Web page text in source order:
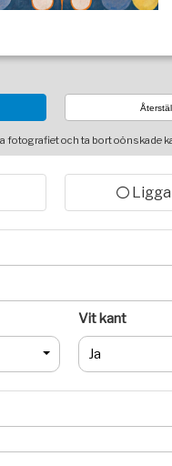
fotografiet och ta bort oönskade
Vit kant
Ja